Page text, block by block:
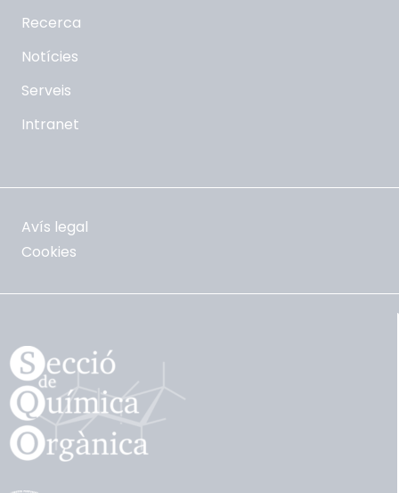
Recerca
Notícies
Serveis
Intranet
Avís legal
Cookies